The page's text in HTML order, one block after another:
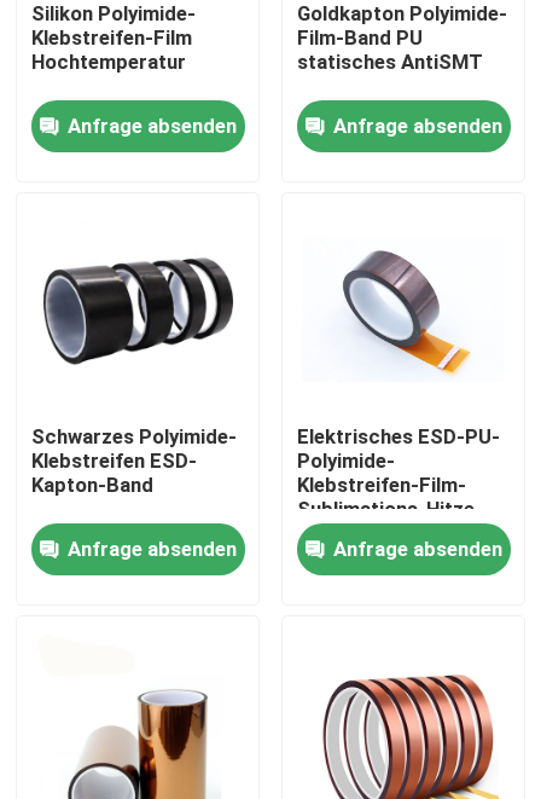
Haus
Fabrik-Ausflug
Treten Sie mit uns in Verbindung
Fordern Sie ein Zitat
Kraftpapier-Klebstreifen
HAUSTIER Klebstreifen
Silikon Polyimide-
Klebstreifen-Film
Hochtemperatur
Anfrage absenden
Goldkapton Polyimide-
Film-Band PU
statisches AntiSMT
Anfrage absenden
Schwarzes Polyimide-
Klebstreifen ESD-
Kapton-Band
Anfrage absenden
Elektrisches ESD-PU-
Polyimide-
Klebstreifen-Film-
Sublimations-Hitze-
Band für Klasse PWBs
H
Anfrage absenden